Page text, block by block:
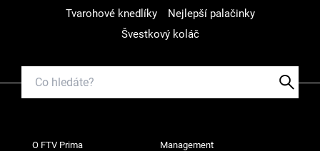
Tvarohové knedlíky
Nejlepší palačinky
Švestkový koláč
O FTV Prima Management